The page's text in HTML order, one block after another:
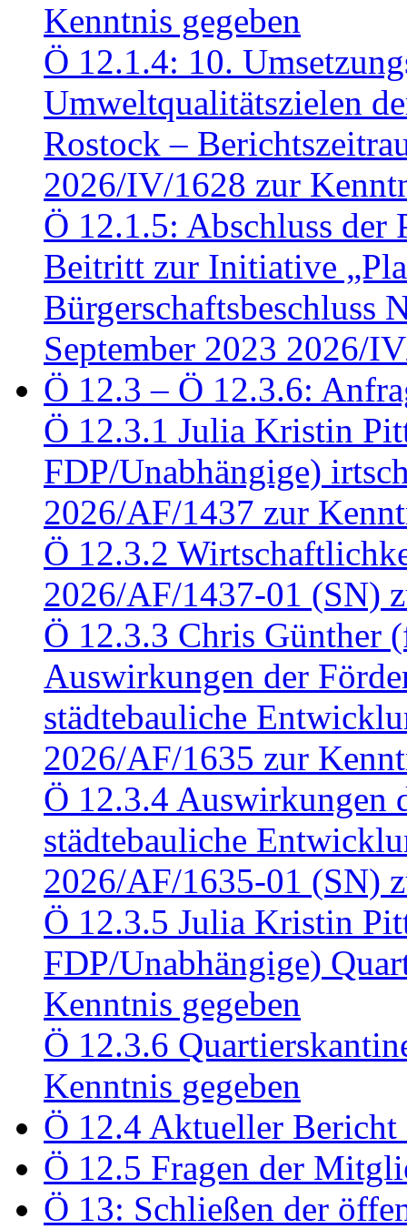
Kenntnis gegeben
Ö 12.1.4: 10.
Umweltqualitätszielen
Rostock –
2026/IV/1628 zur
Ö 12.1.5: Abschluss der
Beitritt zur Initiative
Bürgerschaftsbeschluss
September 2023 2026/
Ö 12.3 – Ö 12.3.6:
Ö 12.3.1 Julia Kristin
FDP/Unabhängige)
2026/AF/1437 zur
Ö 12.3.2
2026/AF/1437-01 (SN)
Ö 12.3.3 Chris Günther
Auswirkungen der
städtebauliche
2026/AF/1635 zur
Ö 12.3.4 Auswirkungen
städtebauliche
2026/AF/1635-01 (SN)
Ö 12.3.5 Julia Kristin
FDP/Unabhängige)
Kenntnis gegeben
Ö 12.3.6
Kenntnis gegeben
Ö 12.4 Aktueller Bericht
Ö 12.5 Fragen der
Ö 13: Schließen der